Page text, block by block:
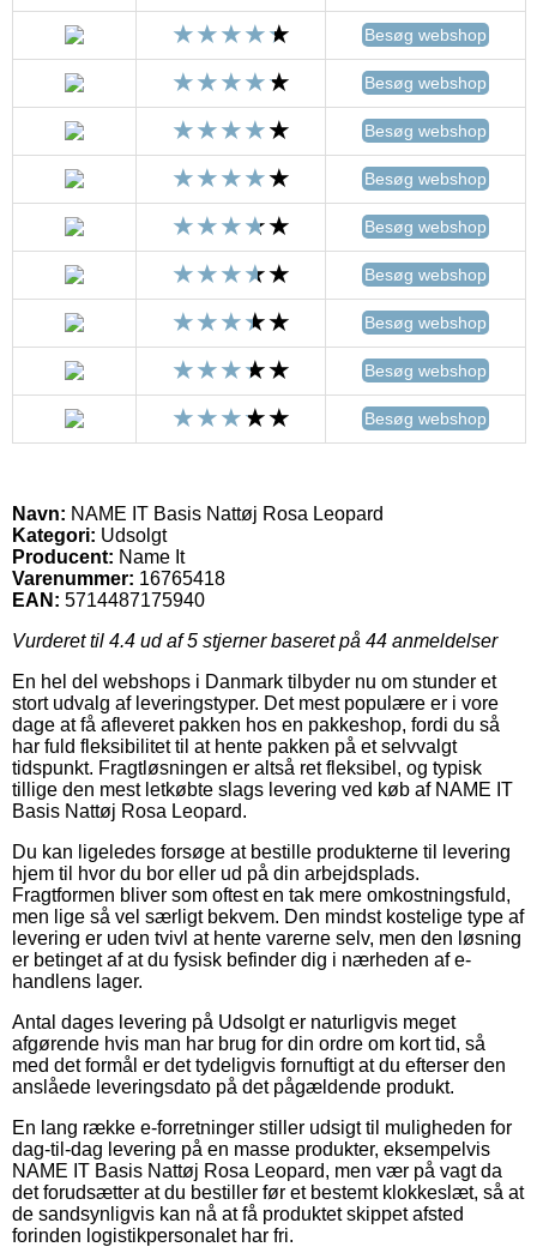
Besøg webshop
Besøg webshop
Besøg webshop
Besøg webshop
Besøg webshop
Besøg webshop
Besøg webshop
Besøg webshop
Besøg webshop
Navn: NAME IT Basis Nattøj Rosa Leopard
Kategori: Udsolgt
Producent: Name It
Varenummer: 16765418
EAN: 5714487175940
Vurderet til 4.4 ud af 5 stjerner baseret på 44 anmeldelser
En hel del webshops i Danmark tilbyder nu om stunder et
stort udvalg af leveringstyper. Det mest populære er i vore
dage at få afleveret pakken hos en pakkeshop, fordi du så
har fuld fleksibilitet til at hente pakken på et selvvalgt
tidspunkt. Fragtløsningen er altså ret fleksibel, og typisk
tillige den mest letkøbte slags levering ved køb af NAME IT
Basis Nattøj Rosa Leopard.
Du kan ligeledes forsøge at bestille produkterne til levering
hjem til hvor du bor eller ud på din arbejdsplads.
Fragtformen bliver som oftest en tak mere omkostningsfuld,
men lige så vel særligt bekvem. Den mindst kostelige type af
levering er uden tvivl at hente varerne selv, men den løsning
er betinget af at du fysisk befinder dig i nærheden af e-
handlens lager.
Antal dages levering på Udsolgt er naturligvis meget
afgørende hvis man har brug for din ordre om kort tid, så
med det formål er det tydeligvis fornuftigt at du efterser den
anslåede leveringsdato på det pågældende produkt.
En lang række e-forretninger stiller udsigt til muligheden for
dag-til-dag levering på en masse produkter, eksempelvis
NAME IT Basis Nattøj Rosa Leopard, men vær på vagt da
det forudsætter at du bestiller før et bestemt klokkeslæt, så at
de sandsynligvis kan nå at få produktet skippet afsted
forinden logistikpersonalet har fri.